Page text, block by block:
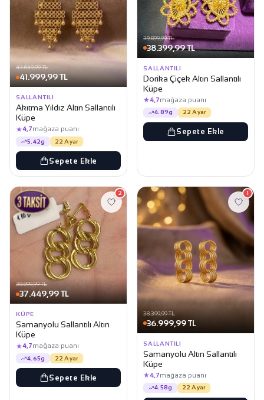
43.649,99 TL
41.999,99 TL
SALLANTILI
Akıtma Yıldız Altın Sallantılı
Küpe
★4,7mağaza puanı
5.42g 22 Ayar
Sepete Ekle
39.899,99 TL
38.399,99 TL
SALLANTILI
Dorika Çiçek Altın Sallantılı
Küpe
★4,7mağaza puanı
4.89g 22 Ayar
Sepete Ekle
38.899,99 TL
37.449,99 TL
2
KÜPE
Samanyolu Sallantılı Altın
Küpe
★4,7mağaza puanı
4.65g 22 Ayar
Sepete Ekle
38.399,99 TL
36.999,99 TL
1
SALLANTILI
Samanyolu Altın Sallantılı
Küpe
★4,7mağaza puanı
4.58g 22 Ayar